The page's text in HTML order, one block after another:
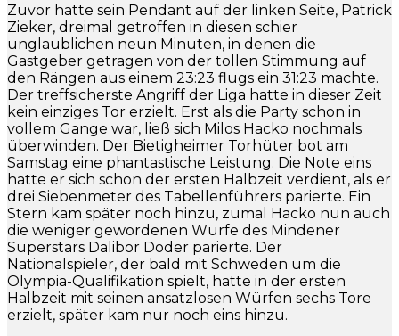
Zuvor hatte sein Pendant auf der linken Seite, Patrick
Zieker, dreimal getroffen in diesen schier
unglaublichen neun Minuten, in denen die
Gastgeber getragen von der tollen Stimmung auf
den Rängen aus einem 23:23 flugs ein 31:23 machte.
Der treffsicherste Angriff der Liga hatte in dieser Zeit
kein einziges Tor erzielt. Erst als die Party schon in
vollem Gange war, ließ sich Milos Hacko nochmals
überwinden. Der Bietigheimer Torhüter bot am
Samstag eine phantastische Leistung. Die Note eins
hatte er sich schon der ersten Halbzeit verdient, als er
drei Siebenmeter des Tabellenführers parierte. Ein
Stern kam später noch hinzu, zumal Hacko nun auch
die weniger gewordenen Würfe des Mindener
Superstars Dalibor Doder parierte. Der
Nationalspieler, der bald mit Schweden um die
Olympia-Qualifikation spielt, hatte in der ersten
Halbzeit mit seinen ansatzlosen Würfen sechs Tore
erzielt, später kam nur noch eins hinzu.